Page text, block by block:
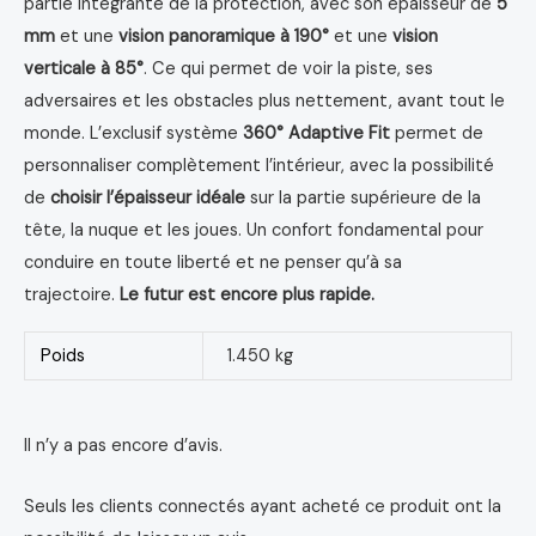
mm et une vision panoramique à 190° et une vision
verticale à 85°. Ce qui permet de voir la piste, ses
adversaires et les obstacles plus nettement, avant tout le
monde. L’exclusif système 360° Adaptive Fit permet de
personnaliser complètement l’intérieur, avec la possibilité
de choisir l’épaisseur idéale sur la partie supérieure de la
tête, la nuque et les joues. Un confort fondamental pour
conduire en toute liberté et ne penser qu’à sa
trajectoire. Le futur est encore plus rapide.
Poids 1.450 kg
Il n’y a pas encore d’avis.
Seuls les clients connectés ayant acheté ce produit ont la